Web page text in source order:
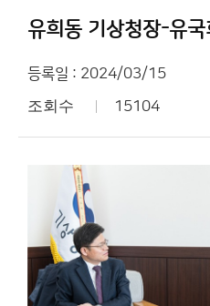
등록일 : 2024/03/15
조회수 15104